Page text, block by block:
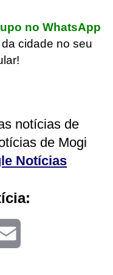
no WhatsApp
cidade no seu
notícias de
de Mogi
Notícias